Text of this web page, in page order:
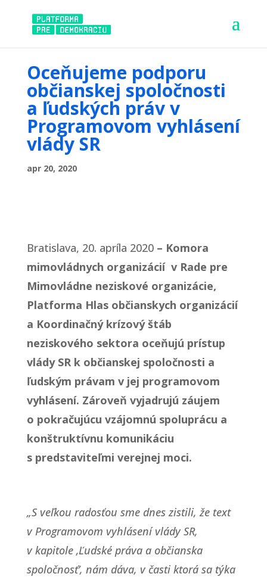
Oceňujeme podporu
občianskej spoločnosti
a ľudských práv v
Programovom vyhlásení
vlády SR
apr 20, 2020
Bratislava, 20. apríla 2020– Komora
mimovládnych organizácií v Rade pre
Mimovládne neziskové organizácie,
Platforma Hlas občianskych organizácií
a Koordinačný krízový štáb
neziskového sektora oceňujú prístup
vlády SR k občianskej spoločnosti a
ľudským právam v jej programovom
vyhlásení. Zároveň vyjadrujú záujem
o pokračujúcu vzájomnú spoluprácu a
konštruktívnu komunikáciu
s predstaviteľmi verejnej moci.
„S veľkou radosťou sme dnes zistili, že text
v Programovom vyhlásení vlády SR,
v kapitole ‚Ľudské práva a občianska
spoločnosť’, nám dáva, v časti ktorá sa týka